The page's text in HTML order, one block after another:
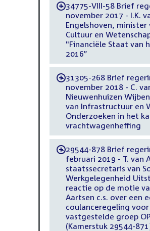
-34775-VIII-58 Brief
november 2017 - I.K.
Engelshoven, minister
Cultuur en
"Financiële Staat van
2016”
-31305-268 Brief
november 2018 - C.
Nieuwenhuizen
van Infrastructuur en
Onderzoeken in het
vrachtwagenheffing
-29544-878 Brief
februari 2019 - T. van
staatssecretaris van
Werkgelegenheid
reactie op de motie
Aartsen c.s. over een
coulanceregeling
vastgestelde groep
(Kamerstuk 29544-